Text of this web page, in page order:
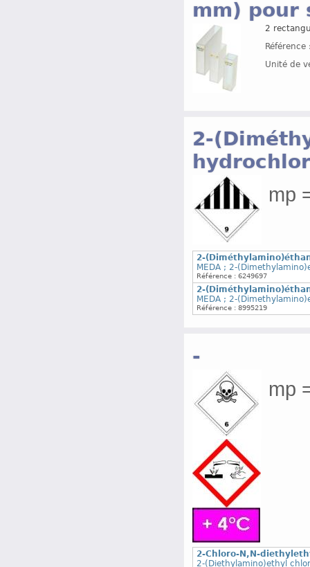
mm) pour
2
Unité de
2-
mp
2-
MEDA ; 2-
Référence : 6249697
2-
MEDA ; 2-
Référence : 8995219
-
mp
2-Chloro-N,N-
2-(Diethylamino)ethyl